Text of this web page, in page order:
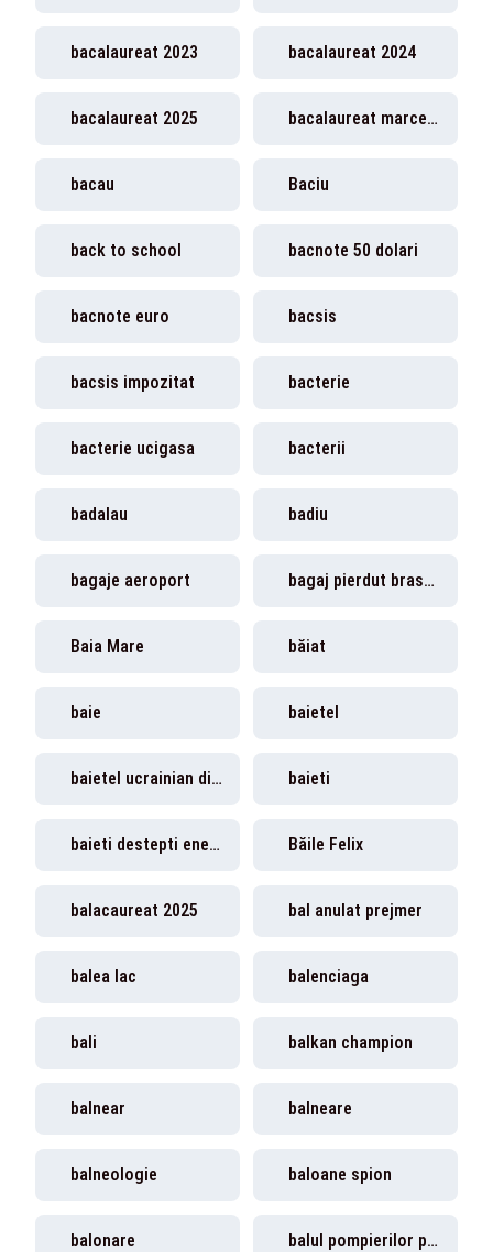
bacalaureat 2023 bacalaureat 2024
bacalaureat 2025 bacalaureat marcel ciolacu
bacau Baciu
back to school bacnote 50 dolari
bacnote euro bacsis
bacsis impozitat bacterie
bacterie ucigasa bacterii
badalau badiu
bagaje aeroport bagaj pierdut brasov
Baia Mare băiat
baie baietel
baietel ucrainian disparut baieti
baieti destepti energie Băile Felix
balacaureat 2025 bal anulat prejmer
balea lac balenciaga
bali balkan champion
balnear balneare
balneologie baloane spion
balonare balul pompierilor prejmer